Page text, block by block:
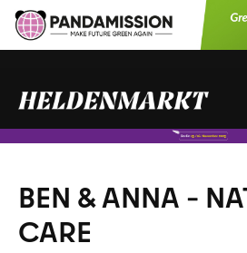
Zum
Inhalt
BEN & ANNA –
CARE